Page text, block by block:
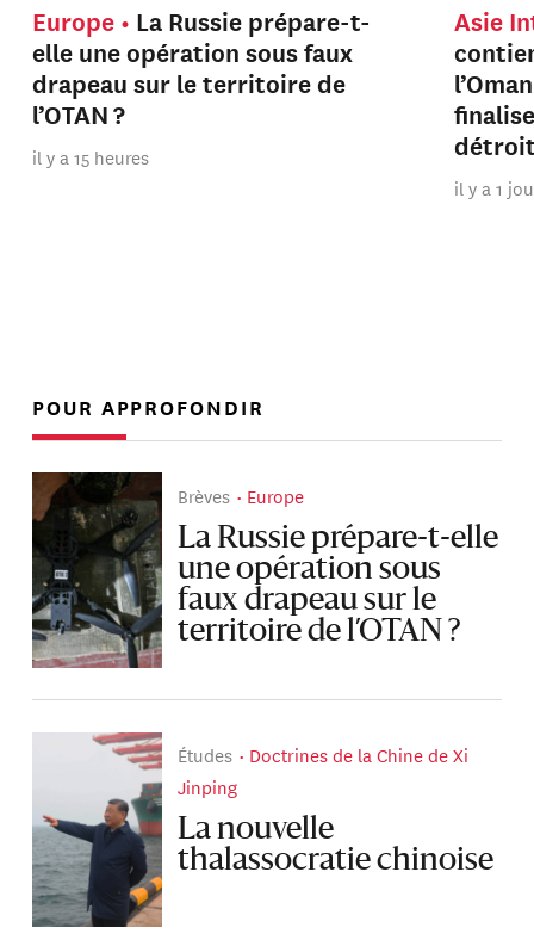
Europe
La Russie prépare-t-
elle une opération sous faux
drapeau sur le territoire de
l’OTAN ?
il y a 15 heures
Asie
il y a 1
POUR APPROFONDIR
Brèves Europe
La Russie prépare-t-elle
une opération sous
faux drapeau sur le
territoire de l’OTAN ?
Études
Doctrines de la Chine de Xi
Jinping
La nouvelle
thalassocratie chinoise